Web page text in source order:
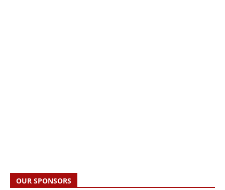
OUR SPONSORS